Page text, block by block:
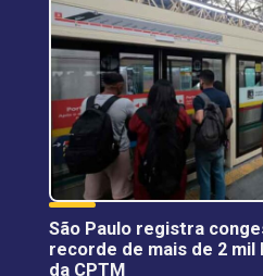
São Paulo registra
recorde de mais de 2 mil
da CPTM